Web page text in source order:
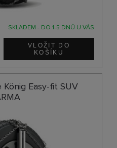
SKLADEM - DO 1-5 DNŮ U VÁS
Easy-fit SUV